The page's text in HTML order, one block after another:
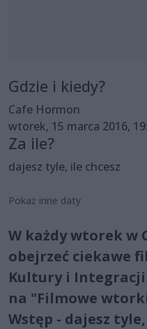
Gdzie i kiedy?
Cafe Hormon
wtorek, 15 marca 2016,
Za ile?
dajesz tyle, ile chcesz
Pokaż inne daty
W każdy wtorek w
obejrzeć ciekawe
Kultury i
na "Filmowe
Wstęp - dajesz